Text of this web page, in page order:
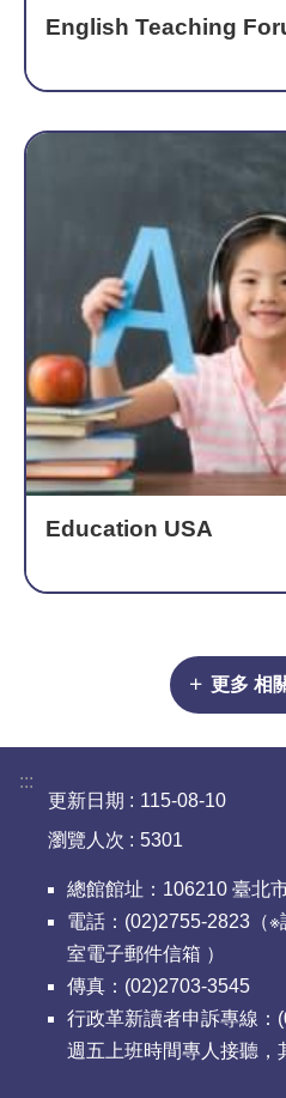
English
Education USA
更多 相
:::
更新日期
115-08-10
瀏覽人次
5301
總館館址：106210 臺北
電話：(02)2755-2823（
室電子郵件信箱 ）
傳真：(02)2703-3545
行政革新讀者申訴專線：
週五上班時間專人接聽，